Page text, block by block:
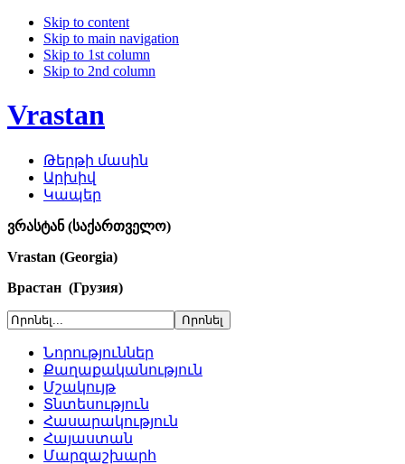
Skip to content
Skip to main navigation
Skip to 1st column
Skip to 2nd column
Vrastan
Թերթի մասին
Արխիվ
Կապեր
ვრასტან (საქართველო)
Vrastan (Georgia)
Врастан (Грузия)
Նորություններ
Քաղաքականություն
Մշակույթ
Տնտեսություն
Հասարակություն
Հայաստան
Մարզաշխարհ